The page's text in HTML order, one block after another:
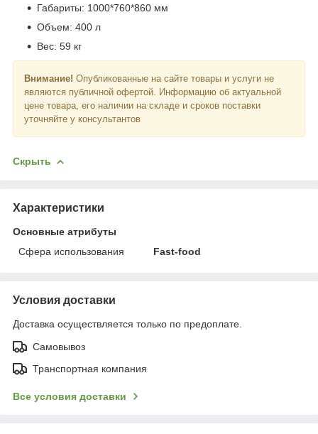
Габариты: 1000*760*860 мм
Объем: 400 л
Вес: 59 кг
Внимание! Опубликованные на сайте товары и услуги не
являются публичной офертой. Информацию об актуальной
цене товара, его наличии на складе и сроков поставки
уточняйте у консультантов
Скрыть
Характеристики
Основные атрибуты
Сфера использования
Fast-food
Условия доставки
Доставка осуществляется только по предоплате.
Самовывоз
Транспортная компания
Все условия доставки